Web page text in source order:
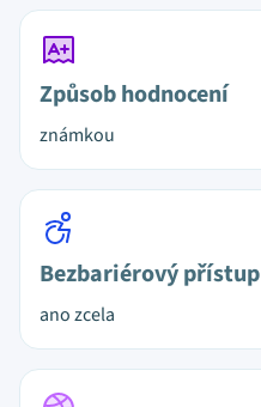
Způsob hodnocení
známkou
Bezbariérový přístup
ano zcela